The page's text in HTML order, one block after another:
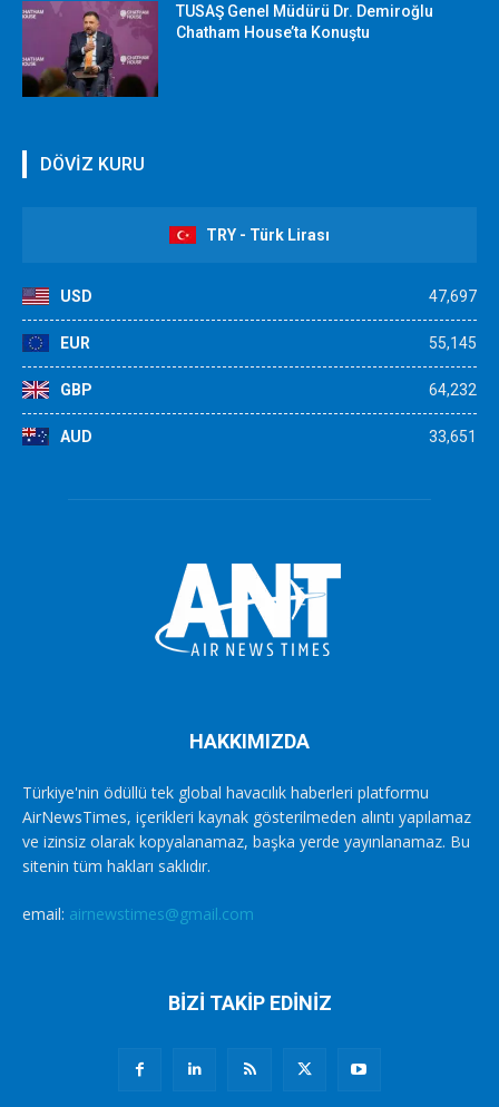
TUSAŞ Genel Müdürü Dr. Demiroğlu
Chatham House’ta Konuştu
DÖVİZ KURU
TRY - Türk Lirası
USD 47,697
EUR 55,145
GBP 64,232
AUD 33,651
HAKKIMIZDA
Türkiye'nin ödüllü tek global havacılık haberleri platformu
AirNewsTimes, içerikleri kaynak gösterilmeden alıntı yapılamaz
ve izinsiz olarak kopyalanamaz, başka yerde yayınlanamaz. Bu
sitenin tüm hakları saklıdır.
email: airnewstimes@gmail.com
BİZİ TAKİP EDİNİZ